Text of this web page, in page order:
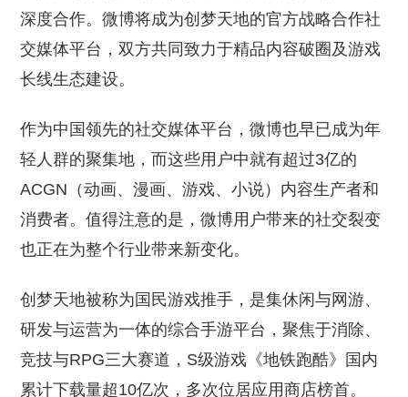
深度合作。微博将成为创梦天地的官方战略合作社
交媒体平台，双方共同致力于精品内容破圈及游戏
长线生态建设。
作为中国领先的社交媒体平台，微博也早已成为年
轻人群的聚集地，而这些用户中就有超过3亿的
ACGN（动画、漫画、游戏、小说）内容生产者和
消费者。值得注意的是，微博用户带来的社交裂变
也正在为整个行业带来新变化。
创梦天地被称为国民游戏推手，是集休闲与网游、
研发与运营为一体的综合手游平台，聚焦于消除、
竞技与RPG三大赛道，S级游戏《地铁跑酷》国内
累计下载量超10亿次，多次位居应用商店榜首。